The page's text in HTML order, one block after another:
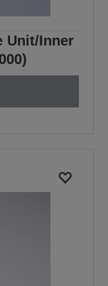
Unit/Inner